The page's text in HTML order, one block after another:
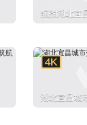
航拍湖北宜
湖北宜昌城